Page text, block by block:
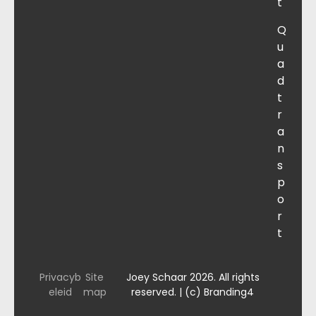
Q
u
a
d
t
r
a
n
s
p
o
r
t
Joey Schaar 2026. All rights
reserved. | (c) Branding4
Privacyb
eleid
Site
map